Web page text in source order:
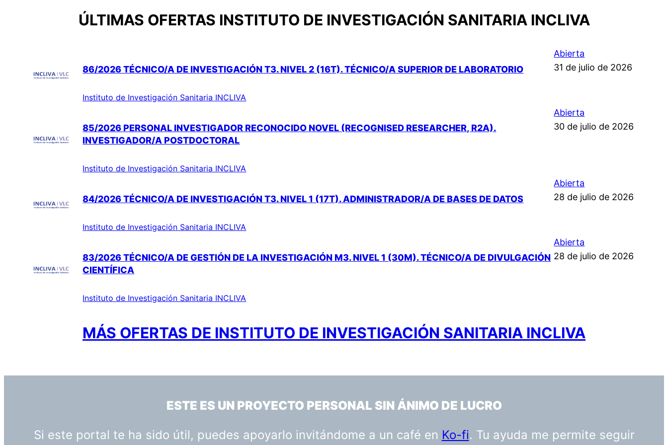
ÚLTIMAS OFERTAS INSTITUTO DE INVESTIGACIÓN SANITARIA INCLIVA
86/2026 TÉCNICO/A DE INVESTIGACIÓN T3. NIVEL 2 (16T). TÉCNICO/A SUPERIOR DE LABORATORIO
Instituto de Investigación Sanitaria INCLIVA
Abierta
31 de julio de 2026
85/2026 PERSONAL INVESTIGADOR RECONOCIDO NOVEL (RECOGNISED RESEARCHER, R2A).
INVESTIGADOR/A POSTDOCTORAL
Instituto de Investigación Sanitaria INCLIVA
Abierta
30 de julio de 2026
84/2026 TÉCNICO/A DE INVESTIGACIÓN T3. NIVEL 1 (17T). ADMINISTRADOR/A DE BASES DE DATOS
Instituto de Investigación Sanitaria INCLIVA
Abierta
28 de julio de 2026
83/2026 TÉCNICO/A DE GESTIÓN DE LA INVESTIGACIÓN M3. NIVEL 1 (30M). TÉCNICO/A DE DIVULGACIÓN
CIENTÍFICA
Instituto de Investigación Sanitaria INCLIVA
Abierta
28 de julio de 2026
MÁS OFERTAS DE INSTITUTO DE INVESTIGACIÓN SANITARIA INCLIVA
ESTE ES UN PROYECTO PERSONAL SIN ÁNIMO DE LUCRO
Si este portal te ha sido útil, puedes apoyarlo invitándome a un café en Ko-fi. Tu ayuda me permite seguir